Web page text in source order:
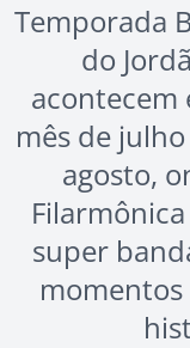
Temporada
do
acontecem
mês de
agosto,
super